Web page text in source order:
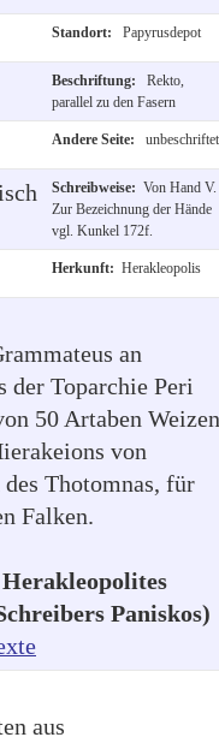
Standort: Papyrusdepot
Beschriftung:
Rekto,
parallel zu den Fasern
Andere Seite: unbeschriftet
Schreibweise: Von Hand V.
Zur Bezeichnung der Hände
vgl. Kunkel 172f.
Herkunft: Herakleopolis
an
der Toparchie Peri
50 Artaben Weizen
von
Thotomnas, für
Falken.
Paniskos)
aus